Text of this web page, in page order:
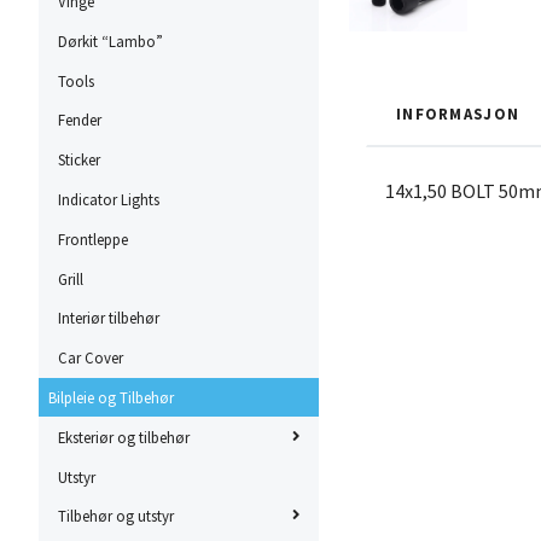
Dørkit “Lambo”
Tools
Fender
Sticker
Indicator Lights
Frontleppe
Grill
Interiør tilbehør
Car Cover
Bilpleie og Tilbehør
Eksteriør og tilbehør
Utstyr
Tilbehør og utstyr
INFORMASJON
14x1,50 BOLT